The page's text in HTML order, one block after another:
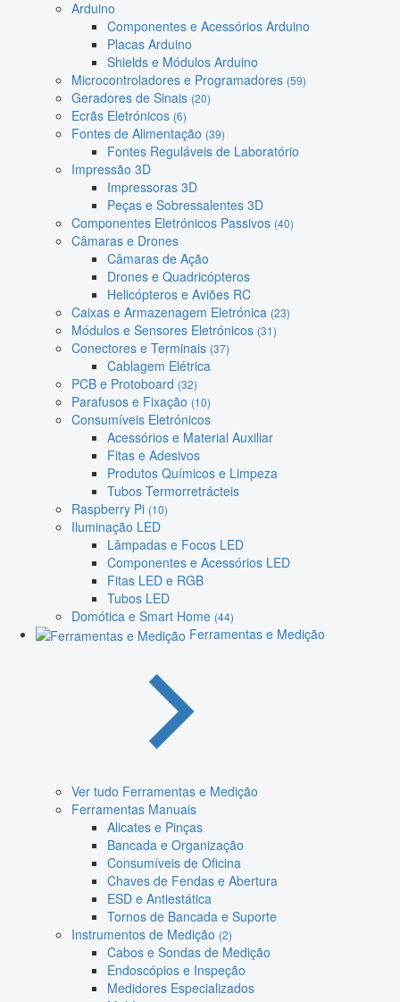
Arduino
Componentes e Acessórios Arduino
Placas Arduino
Shields e Módulos Arduino
Microcontroladores e Programadores (59)
Geradores de Sinais (20)
Ecrãs Eletrónicos (6)
Fontes de Alimentação (39)
Fontes Reguláveis de Laboratório
Impressão 3D
Impressoras 3D
Peças e Sobressalentes 3D
Componentes Eletrónicos Passivos (40)
Câmaras e Drones
Câmaras de Ação
Drones e Quadricópteros
Helicópteros e Aviões RC
Caixas e Armazenagem Eletrónica (23)
Módulos e Sensores Eletrónicos (31)
Conectores e Terminais (37)
Cablagem Elétrica
PCB e Protoboard (32)
Parafusos e Fixação (10)
Consumíveis Eletrónicos
Acessórios e Material Auxiliar
Fitas e Adesivos
Produtos Químicos e Limpeza
Tubos Termorretrácteis
Raspberry Pi (10)
Iluminação LED
Lâmpadas e Focos LED
Componentes e Acessórios LED
Fitas LED e RGB
Tubos LED
Domótica e Smart Home (44)
Ferramentas e Medição
Ver tudo Ferramentas e Medição
Ferramentas Manuais
Alicates e Pinças
Bancada e Organização
Consumíveis de Oficina
Chaves de Fendas e Abertura
ESD e Antiestática
Tornos de Bancada e Suporte
Instrumentos de Medição (2)
Cabos e Sondas de Medição
Endoscópios e Inspeção
Medidores Especializados